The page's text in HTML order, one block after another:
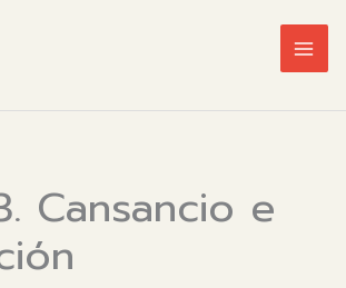
Cansancio e